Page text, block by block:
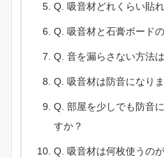
Q. 吸音材どれくらい貼
Q. 吸音材と石膏ボード
Q. 音を漏らさない方法
Q. 吸音材は防音になり
Q. 部屋を少しでも防音
すか？
Q. 吸音材は何枚使うの